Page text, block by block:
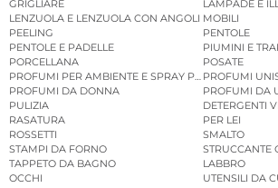
GRIGLIARE
LAMPADE E
LENZUOLA E LENZUOLA CON ANGOLI MOBILI
PEELING
PENTOLE
PENTOLE E PADELLE
PIUMINI E
PORCELLANA
POSATE
PROFUMI PER AMBIENTE E SPRAY PER AMBIENTE
PROFUMI
PROFUMI DA DONNA
PROFUMI DA
PULIZIA
DETERGENTI
RASATURA
PER LEI
ROSSETTI
SMALTO
STAMPI DA FORNO
STRUCCANTE
TAPPETO DA BAGNO
LABBRO
OCCHI
UTENSILI DA